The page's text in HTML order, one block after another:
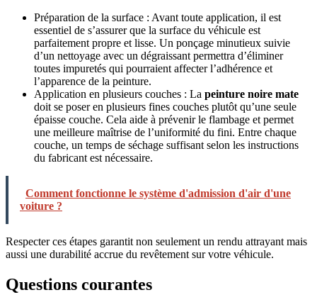
Préparation de la surface : Avant toute application, il est
essentiel de s’assurer que la surface du véhicule est
parfaitement propre et lisse. Un ponçage minutieux suivie
d’un nettoyage avec un dégraissant permettra d’éliminer
toutes impuretés qui pourraient affecter l’adhérence et
l’apparence de la peinture.
Application en plusieurs couches : La peinture noire mate
doit se poser en plusieurs fines couches plutôt qu’une seule
épaisse couche. Cela aide à prévenir le flambage et permet
une meilleure maîtrise de l’uniformité du fini. Entre chaque
couche, un temps de séchage suffisant selon les instructions
du fabricant est nécessaire.
Comment fonctionne le système d'admission d'air d'une
voiture ?
Respecter ces étapes garantit non seulement un rendu attrayant mais
aussi une durabilité accrue du revêtement sur votre véhicule.
Questions courantes